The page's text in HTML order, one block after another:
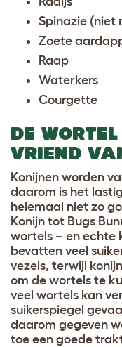
Spinazie (niet
Zoete
Raap
Waterkers
Courgette
DE
VRIEND
Konijnen worden
daarom is het
helemaal niet zo
Konijn tot Bugs
wortels – en echte
bevatten veel
vezels, terwijl
om de wortels te
veel wortels kan
suikerspiegel
daarom gegeven
toe een goede